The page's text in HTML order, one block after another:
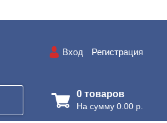
Вход Регистрация
0 товаров
На сумму 0.00 р.